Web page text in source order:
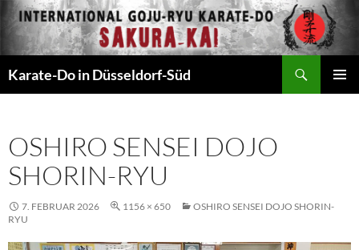
Zum
Inhalt
springen
Karate-Do in Düsseldorf-Süd
OSHIRO SENSEI DOJO
SHORIN-RYU
7. FEBRUAR 2026 1156 × 650
OSHIRO SENSEI DOJO SHORIN-
RYU